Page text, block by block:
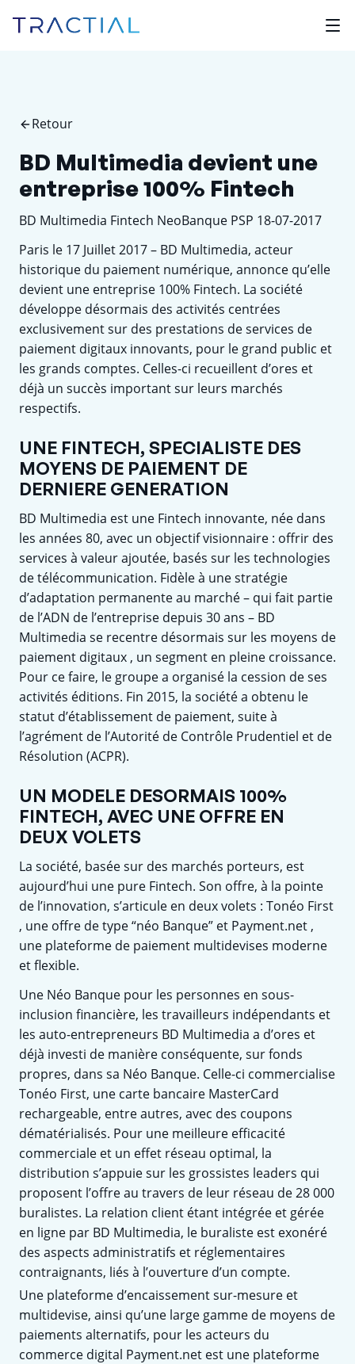
Retour
BD Multimedia devient une
entreprise 100% Fintech
BD Multimedia Fintech NeoBanque PSP 18-07-2017
Paris le 17 Juillet 2017 – BD Multimedia, acteur
historique du paiement numérique, annonce qu’elle
devient une entreprise 100% Fintech. La société
développe désormais des activités centrées
exclusivement sur des prestations de services de
paiement digitaux innovants, pour le grand public et
les grands comptes. Celles-ci recueillent d’ores et
déjà un succès important sur leurs marchés
respectifs.
UNE FINTECH, SPECIALISTE DES
MOYENS DE PAIEMENT DE
DERNIERE GENERATION
BD Multimedia est une Fintech innovante, née dans
les années 80, avec un objectif visionnaire : offrir des
services à valeur ajoutée, basés sur les technologies
de télécommunication. Fidèle à une stratégie
d’adaptation permanente au marché – qui fait partie
de l’ADN de l’entreprise depuis 30 ans – BD
Multimedia se recentre désormais sur les moyens de
paiement digitaux , un segment en pleine croissance.
Pour ce faire, le groupe a organisé la cession de ses
activités éditions. Fin 2015, la société a obtenu le
statut d’établissement de paiement, suite à
l’agrément de l’Autorité de Contrôle Prudentiel et de
Résolution (ACPR).
UN MODELE DESORMAIS 100%
FINTECH, AVEC UNE OFFRE EN
DEUX VOLETS
La société, basée sur des marchés porteurs, est
aujourd’hui une pure Fintech. Son offre, à la pointe
de l’innovation, s’articule en deux volets : Tonéo First
, une offre de type “néo Banque” et Payment.net ,
une plateforme de paiement multidevises moderne
et flexible.
Une Néo Banque pour les personnes en sous-
inclusion financière, les travailleurs indépendants et
les auto-entrepreneurs BD Multimedia a d’ores et
déjà investi de manière conséquente, sur fonds
propres, dans sa Néo Banque. Celle-ci commercialise
Tonéo First, une carte bancaire MasterCard
rechargeable, entre autres, avec des coupons
dématérialisés. Pour une meilleure efficacité
commerciale et un effet réseau optimal, la
distribution s’appuie sur les grossistes leaders qui
proposent l’offre au travers de leur réseau de 28 000
buralistes. La relation client étant intégrée et gérée
en ligne par BD Multimedia, le buraliste est exonéré
des aspects administratifs et réglementaires
contraignants, liés à l’ouverture d’un compte.
Une plateforme d’encaissement sur-mesure et
multidevise, ainsi qu’une large gamme de moyens de
paiements alternatifs, pour les acteurs du
commerce digital Payment.net est une plateforme